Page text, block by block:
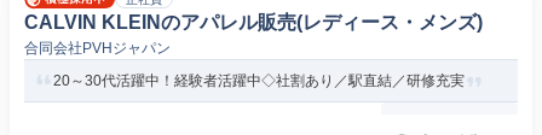
CALVIN KLEINのアパレル販売(レディース・メンズ)
合同会社PVHジャパン
20～30代活躍中！経験者活躍中◇社割あり／駅直結／研修充実